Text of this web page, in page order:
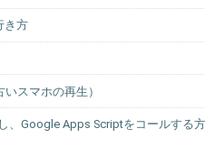
き方
スマホの再生）
、Google Apps Scriptをコールする方